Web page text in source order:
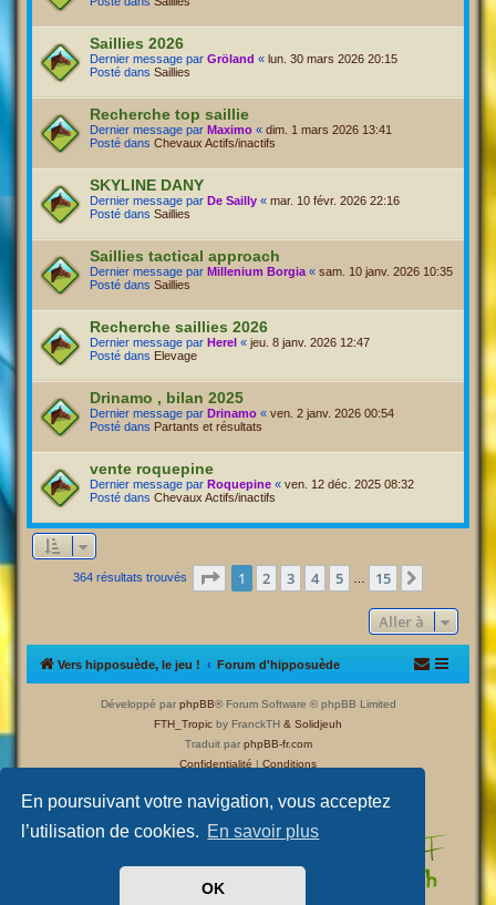
En poursuivant votre navigation, vous acceptez
l’utilisation de cookies. En savoir plus
OK
Saillies 2026
Dernier message par Gröland « lun. 30 mars 2026 20:15
Posté dans Saillies
Recherche top saillie
Dernier message par Maximo « dim. 1 mars 2026 13:41
Posté dans Chevaux Actifs/inactifs
SKYLINE DANY
Dernier message par De Sailly « mar. 10 févr. 2026 22:16
Posté dans Saillies
Saillies tactical approach
Dernier message par Millenium Borgia « sam. 10 janv. 2026 10:35
Posté dans Saillies
Recherche saillies 2026
Dernier message par Herel « jeu. 8 janv. 2026 12:47
Posté dans Elevage
Drinamo , bilan 2025
Dernier message par Drinamo « ven. 2 janv. 2026 00:54
Posté dans Partants et résultats
vente roquepine
Dernier message par Roquepine « ven. 12 déc. 2025 08:32
Posté dans Chevaux Actifs/inactifs
364 résultats trouvés Page 1sur15
1 2 3 4 5 15
Aller à
Vers hipposuède, le jeu ! Forum d'hipposuède
Développé par phpBB® Forum Software © phpBB Limited
FTH_Tropic by FranckTH & Solidjeuh
Traduit par phpBB-fr.com
Confidentialité | Conditions